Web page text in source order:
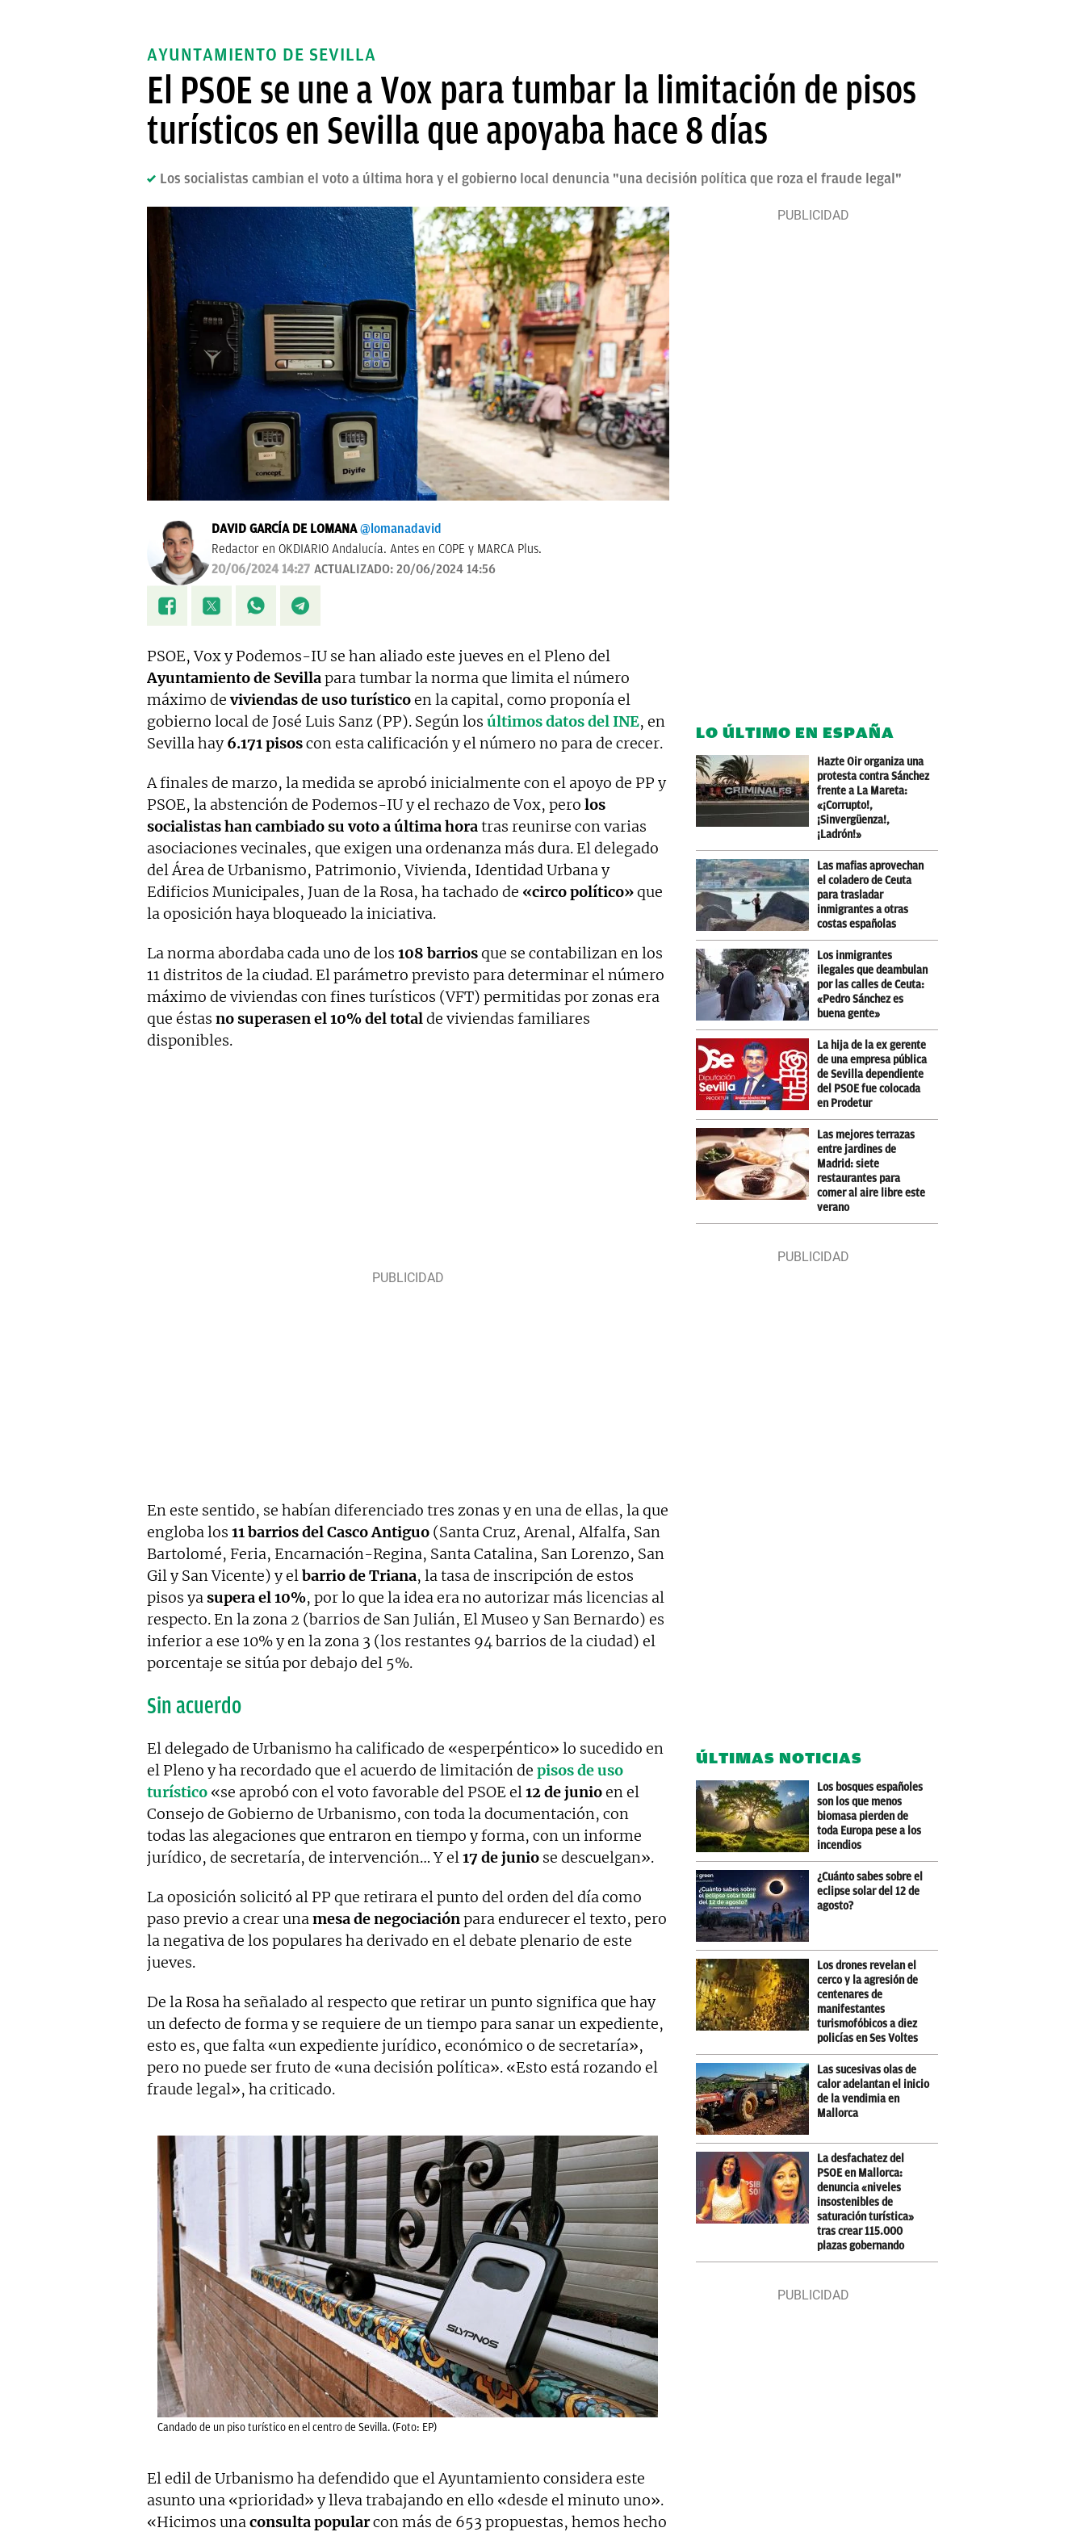
AYUNTAMIENTO DE SEVILLA
El PSOE se une a Vox para tumbar la limitación de pisos
turísticos en Sevilla que apoyaba hace 8 días
Los socialistas cambian el voto a última hora y el gobierno local denuncia "una decisión política que roza el fraude legal"
DAVID GARCÍA DE LOMANA @lomanadavid
Redactor en OKDIARIO Andalucía. Antes en COPE y MARCA Plus.
20/06/2024 14:27 ACTUALIZADO: 20/06/2024 14:56
PSOE, Vox y Podemos-IU se han aliado este jueves en el Pleno del
Ayuntamiento de Sevillapara tumbar la norma que limita el número
máximo deviviendas de uso turísticoen la capital, como proponía el
gobierno local de José Luis Sanz (PP). Según los últimos datos del INE, en
Sevilla hay6.171 pisoscon esta calificación y el número no para de crecer.
A finales de marzo, la medida se aprobó inicialmente con el apoyo de PP y
PSOE, la abstención de Podemos-IU y el rechazo de Vox, pero los
socialistas han cambiado su voto a última horatras reunirse con varias
asociaciones vecinales, que exigen una ordenanza más dura. El delegado
del Área de Urbanismo, Patrimonio, Vivienda, Identidad Urbana y
Edificios Municipales, Juan de la Rosa, ha tachado de «circo político»que
la oposición haya bloqueado la iniciativa.
La norma abordaba cada uno de los 108 barriosque se contabilizan en los
11 distritos de la ciudad. El parámetro previsto para determinar el número
máximo de viviendas con fines turísticos (VFT) permitidas por zonas era
que éstas no superasen el 10% del totalde viviendas familiares
disponibles.
En este sentido, se habían diferenciado tres zonas y en una de ellas, la que
engloba los 11 barrios del Casco Antiguo (Santa Cruz, Arenal, Alfalfa, San
Bartolomé, Feria, Encarnación-Regina, Santa Catalina, San Lorenzo, San
Gil y San Vicente) y elbarrio de Triana, la tasa de inscripción de estos
pisos yasupera el 10%, por lo que la idea era no autorizar más licencias al
respecto. En la zona 2 (barrios de San Julián, El Museo y San Bernardo) es
inferior a ese 10% y en la zona 3 (los restantes 94 barrios de la ciudad) el
porcentaje se sitúa por debajo del 5%.
Sin acuerdo
El delegado de Urbanismo ha calificado de «esperpéntico» lo sucedido en
el Pleno y ha recordado que el acuerdo de limitación de pisos de uso
turístico «se aprobó con el voto favorable del PSOE el12 de junioen el
Consejo de Gobierno de Urbanismo, con toda la documentación, con
todas las alegaciones que entraron en tiempo y forma, con un informe
jurídico, de secretaría, de intervención… Y el17 de junio se descuelgan».
La oposición solicitó al PP que retirara el punto del orden del día como
paso previo a crear unamesa de negociaciónpara endurecer el texto, pero
la negativa de los populares ha derivado en el debate plenario de este
jueves.
De la Rosa ha señalado al respecto que retirar un punto significa que hay
un defecto de forma y se requiere de un tiempo para sanar un expediente,
esto es, que falta «un expediente jurídico, económico o de secretaría»,
pero no puede ser fruto de «una decisión política». «Esto está rozando el
fraude legal», ha criticado.
Candado de un piso turístico en el centro de Sevilla. (Foto: EP)
El edil de Urbanismo ha defendido que el Ayuntamiento considera este
asunto una «prioridad» y lleva trabajando en ello «desde el minuto uno».
«Hicimos unaconsulta popularcon más de 653 propuestas, hemos hecho
LO ÚLTIMO EN ESPAÑA
Hazte Oir organiza una
protesta contra Sánchez
frente a La Mareta:
«¡Corrupto!,
¡Sinvergüenza!,
¡Ladrón!»
Las mafias aprovechan
el coladero de Ceuta
para trasladar
inmigrantes a otras
costas españolas
Los inmigrantes
ilegales que deambulan
por las calles de Ceuta:
«Pedro Sánchez es
buena gente»
La hija de la ex gerente
de una empresa pública
de Sevilla dependiente
del PSOE fue colocada
en Prodetur
Las mejores terrazas
entre jardines de
Madrid: siete
restaurantes para
comer al aire libre este
verano
ÚLTIMAS NOTICIAS
Los bosques españoles
son los que menos
biomasa pierden de
toda Europa pese a los
incendios
¿Cuánto sabes sobre el
eclipse solar del 12 de
agosto?
Los drones revelan el
cerco y la agresión de
centenares de
manifestantes
turismofóbicos a diez
policías en Ses Voltes
Las sucesivas olas de
calor adelantan el inicio
de la vendimia en
Mallorca
La desfachatez del
PSOE en Mallorca:
denuncia «niveles
insostenibles de
saturación turística»
tras crear 115.000
plazas gobernando